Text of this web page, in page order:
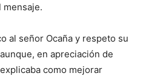
mensaje.
al señor Ocaña y respeto su
en apreciación de
como mejorar